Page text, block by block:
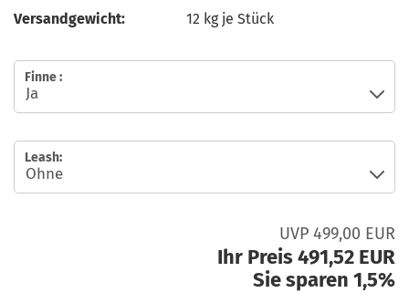
Versandgewicht:
12 kg je Stück
Finne :
Leash:
UVP 499,00 EUR
Ihr Preis 491,52 EUR
Sie sparen 1,5%